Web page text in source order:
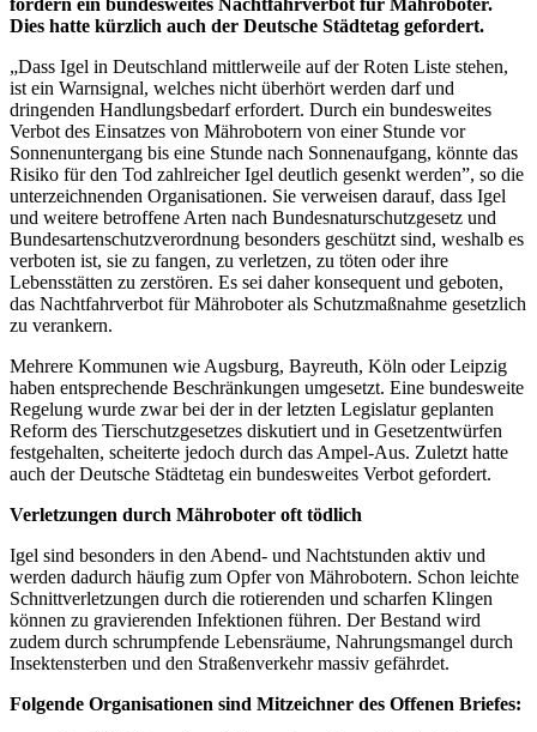
Dies hatte kürzlich auch der Deutsche Städtetag gefordert.
„Dass Igel in Deutschland mittlerweile auf der Roten Liste stehen,
ist ein Warnsignal, welches nicht überhört werden darf und
dringenden Handlungsbedarf erfordert. Durch ein bundesweites
Verbot des Einsatzes von Mährobotern von einer Stunde vor
Sonnenuntergang bis eine Stunde nach Sonnenaufgang, könnte das
Risiko für den Tod zahlreicher Igel deutlich gesenkt werden”, so die
unterzeichnenden Organisationen. Sie verweisen darauf, dass Igel
und weitere betroffene Arten nach Bundesnaturschutzgesetz und
Bundesartenschutzverordnung besonders geschützt sind, weshalb es
verboten ist, sie zu fangen, zu verletzen, zu töten oder ihre
Lebensstätten zu zerstören. Es sei daher konsequent und geboten,
das Nachtfahrverbot für Mähroboter als Schutzmaßnahme gesetzlich
zu verankern.
Mehrere Kommunen wie Augsburg, Bayreuth, Köln oder Leipzig
haben entsprechende Beschränkungen umgesetzt. Eine bundesweite
Regelung wurde zwar bei der in der letzten Legislatur geplanten
Reform des Tierschutzgesetzes diskutiert und in Gesetzentwürfen
festgehalten, scheiterte jedoch durch das Ampel-Aus. Zuletzt hatte
auch der Deutsche Städtetag ein bundesweites Verbot gefordert.
Verletzungen durch Mähroboter oft tödlich
Igel sind besonders in den Abend- und Nachtstunden aktiv und
werden dadurch häufig zum Opfer von Mährobotern. Schon leichte
Schnittverletzungen durch die rotierenden und scharfen Klingen
können zu gravierenden Infektionen führen. Der Bestand wird
zudem durch schrumpfende Lebensräume, Nahrungsmangel durch
Insektensterben und den Straßenverkehr massiv gefährdet.
Folgende Organisationen sind Mitzeichner des Offenen Briefes: